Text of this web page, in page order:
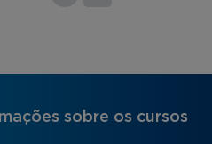
sobre os cursos